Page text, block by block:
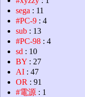
sega : 11
#PC-9 : 4
sub : 13
#PC-98 : 4
sd : 10
BY : 27
AI : 47
OR : 91
#電源 : 1